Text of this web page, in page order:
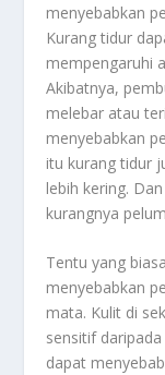
menyebabkan
Kurang tidur
mempengaruhi
Akibatnya,
melebar atau
menyebabkan
itu kurang tidur
lebih kering.
kurangnya
Tentu yang
menyebabkan
mata. Kulit di
sensitif
dapat